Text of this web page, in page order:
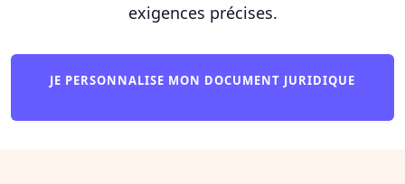
exigences précises.
JE PERSONNALISE MON DOCUMENT JURIDIQUE